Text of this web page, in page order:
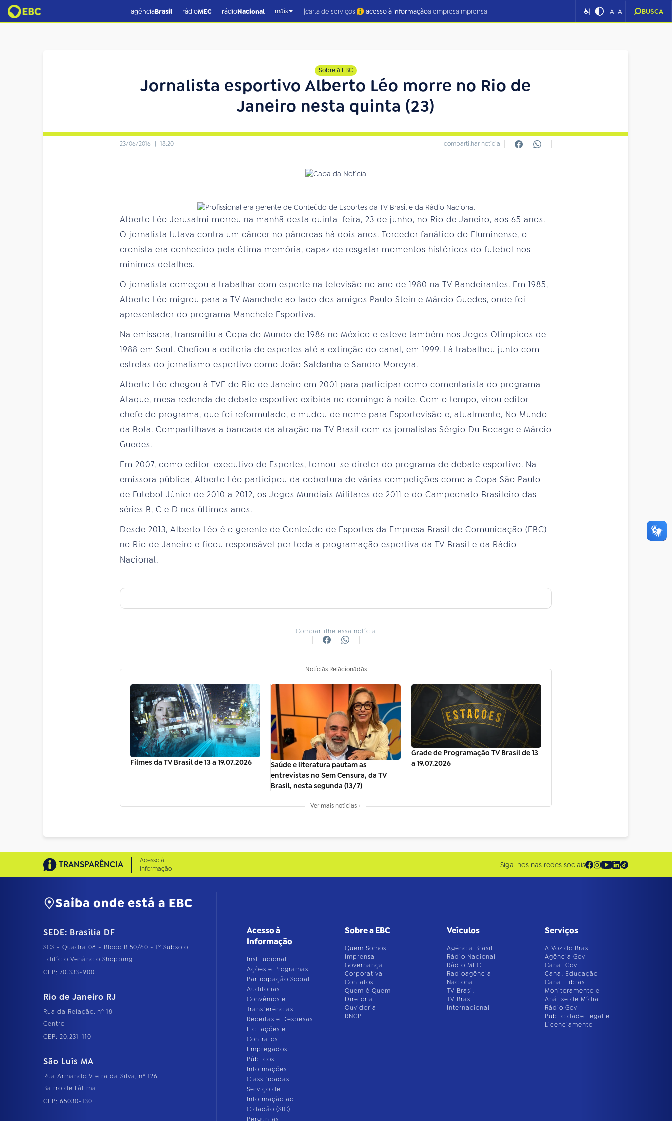
agênciaBrasil rádioMEC rádioNacional mais |carta de serviços| acesso à informaçãoa empresaimprensa ♿| |A+A- BUSCA
Sobre a EBC
Jornalista esportivo Alberto Léo morre no Rio de
Janeiro nesta quinta (23)
23/06/2016 | 18:20 compartilhar notícia
Alberto Léo Jerusalmi morreu na manhã desta quinta-feira, 23 de junho, no Rio de Janeiro, aos 65 anos.
O jornalista lutava contra um câncer no pâncreas há dois anos. Torcedor fanático do Fluminense, o
cronista era conhecido pela ótima memória, capaz de resgatar momentos históricos do futebol nos
mínimos detalhes.
O jornalista começou a trabalhar com esporte na televisão no ano de 1980 na TV Bandeirantes. Em 1985,
Alberto Léo migrou para a TV Manchete ao lado dos amigos Paulo Stein e Márcio Guedes, onde foi
apresentador do programa Manchete Esportiva.
Na emissora, transmitiu a Copa do Mundo de 1986 no México e esteve também nos Jogos Olímpicos de
1988 em Seul. Chefiou a editoria de esportes até a extinção do canal, em 1999. Lá trabalhou junto com
estrelas do jornalismo esportivo como João Saldanha e Sandro Moreyra.
Alberto Léo chegou à TVE do Rio de Janeiro em 2001 para participar como comentarista do programa
Ataque, mesa redonda de debate esportivo exibida no domingo à noite. Com o tempo, virou editor-
chefe do programa, que foi reformulado, e mudou de nome para Esportevisão e, atualmente, No Mundo
da Bola. Compartilhava a bancada da atração na TV Brasil com os jornalistas Sérgio Du Bocage e Márcio
Guedes.
Em 2007, como editor-executivo de Esportes, tornou-se diretor do programa de debate esportivo. Na
emissora pública, Alberto Léo participou da cobertura de várias competições como a Copa São Paulo
de Futebol Júnior de 2010 a 2012, os Jogos Mundiais Militares de 2011 e do Campeonato Brasileiro das
séries B, C e D nos últimos anos.
Desde 2013, Alberto Léo é o gerente de Conteúdo de Esportes da Empresa Brasil de Comunicação (EBC)
no Rio de Janeiro e ficou responsável por toda a programação esportiva da TV Brasil e da Rádio
Nacional.
Compartilhe essa notícia
Notícias Relacionadas
Filmes da TV Brasil de 13 a 19.07.2026
Saúde e literatura pautam as
entrevistas no Sem Censura, da TV
Brasil, nesta segunda (13/7)
Grade de Programação TV Brasil de 13
a 19.07.2026
Ver mais notícias +
TRANSPARÊNCIA
Acesso à
Informação
Siga-nos nas redes sociais
Saiba onde está a EBC
SEDE: Brasília DF
SCS - Quadra 08 - Bloco B 50/60 - 1º Subsolo
Edifício Venâncio Shopping
CEP: 70.333-900
Rio de Janeiro RJ
Rua da Relação, nº 18
Centro
CEP: 20.231-110
São Luís MA
Rua Armando Vieira da Silva, nº 126
Bairro de Fátima
CEP: 65030-130
Acesso à
Informação
Institucional
Ações e Programas
Participação Social
Auditorias
Convênios e
Transferências
Receitas e Despesas
Licitações e
Contratos
Empregados
Públicos
Informações
Classificadas
Serviço de
Informação ao
Cidadão (SIC)
Sobre a EBC
Quem Somos
Imprensa
Governança
Corporativa
Contatos
Quem é Quem
Diretoria
Ouvidoria
RNCP
Veículos
Agência Brasil
Rádio Nacional
Rádio MEC
Radioagência
Nacional
TV Brasil
TV Brasil
Internacional
Serviços
A Voz do Brasil
Agência Gov
Canal Gov
Canal Educação
Canal Libras
Monitoramento e
Análise de Mídia
Rádio Gov
Publicidade Legal e
Licenciamento